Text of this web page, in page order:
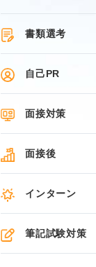
書類選考
自己PR
面接対策
面接後
インターン
筆記試験対策